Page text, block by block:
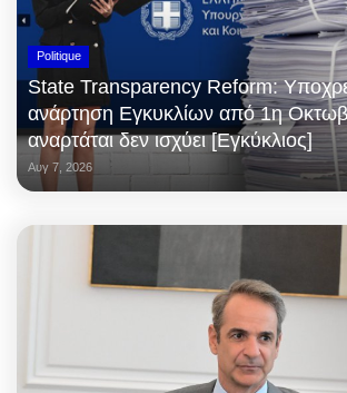
Politique
State Transparency Reform:
ανάρτηση Εγκυκλίων από 1η
αναρτάται δεν ισχύει [Εγκύκλιος]
Αυγ 7, 2026